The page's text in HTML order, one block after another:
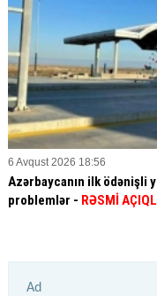
6 Avqust 2026 18:56
Azərbaycanın ilk ödənişli
problemlər - RƏSMİ
Ad